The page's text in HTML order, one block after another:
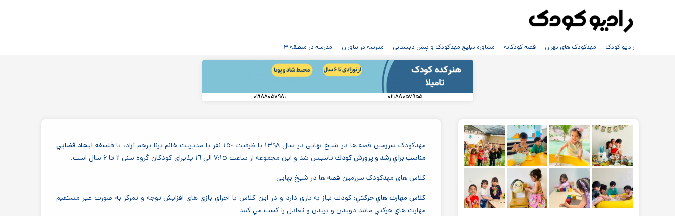
رادیو کودک مهدکودک های تهران قصه کودکانه مشاوره تبلیغ مهدکودک و پیش دبستانی مدرسه در نیاوران مدرسه در منطقه ۳
۰۲۱۸۸۰۵۷۹۵۵ ۰۲۱۸۸۰۵۷۹۸۱
مهدکودک سرزمین قصه ها در شیخ بهایی در سال ١٣٩٨ با ظرفیت ١٥٠ نفر با مدیریت خانم پرنا پرچم آزاد، با فلسفه
ايجاد فضايي
مناسب براي رشد و پرورش كودك تاسیس شد و این مجموعه از ساعت ٧:١٥ الي ١٦ پذیرای کودکان گروه سنی ۲ تا ۶ سال است.
کلاس های مهدکودک سرزمین قصه ها در شیخ بهایی
كلاس مهارت هاي حركتي: كودك نياز به بازي دارد و در اين كلاس با اجراي بازي هاي افزايش توجه و تمركز به صورت غير مستقيم
مهارت هاي حركتي مانند دويدن و پريدن و تعادل را كسب مي كنند